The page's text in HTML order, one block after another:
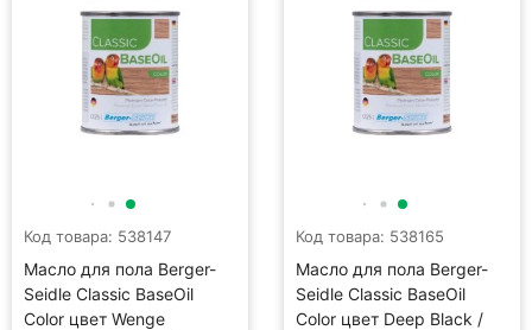
Код товара: 538147
Масло для пола Berger-
Seidle Classic BaseOil
Color цвет Wenge
Код товара: 538165
Масло для пола Berger-
Seidle Classic BaseOil
Color цвет Deep Black /